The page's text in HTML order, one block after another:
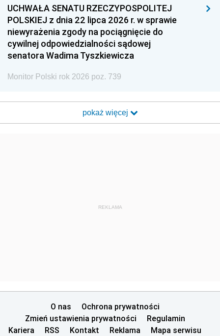
UCHWAŁA SENATU RZECZYPOSPOLITEJ
POLSKIEJ z dnia 22 lipca 2026 r. w sprawie
niewyrażenia zgody na pociągnięcie do
cywilnej odpowiedzialności sądowej
senatora Wadima Tyszkiewicza
Monitor Polski rok 2026 poz. 739
pokaż więcej
REKLAMA
O nas
Ochrona prywatności
Zmień ustawienia prywatności
Regulamin
Kariera
RSS Kontakt Reklama Mapa serwisu